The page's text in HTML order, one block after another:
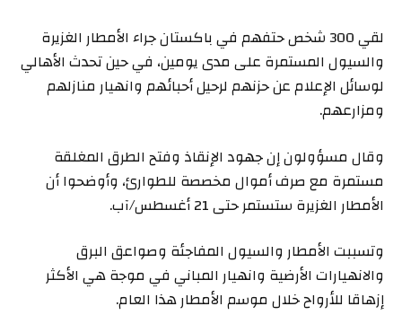
لقي 300 شخص حتفهم في باكستان جراء الأمطار الغزيرة
والسيول المستمرة على مدى يومين، في حين تحدث الأهالي
لوسائل الإعلام عن حزنهم لرحيل أحبائهم وانهيار منازلهم
ومزارعهم.
وقال مسؤولون إن جهود الإنقاذ وفتح الطرق المغلقة
مستمرة مع صرف أموال مخصصة للطوارئ، وأوضحوا أن
الأمطار الغزيرة ستستمر حتى 21 أغسطس/آب.
وتسببت الأمطار والسيول المفاجئة وصواعق البرق
والانهيارات الأرضية وانهيار المباني في موجة هي الأكثر
إزهاقا للأرواح خلال موسم الأمطار هذا العام.